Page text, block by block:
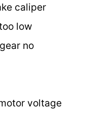
caliper
low
no
voltage